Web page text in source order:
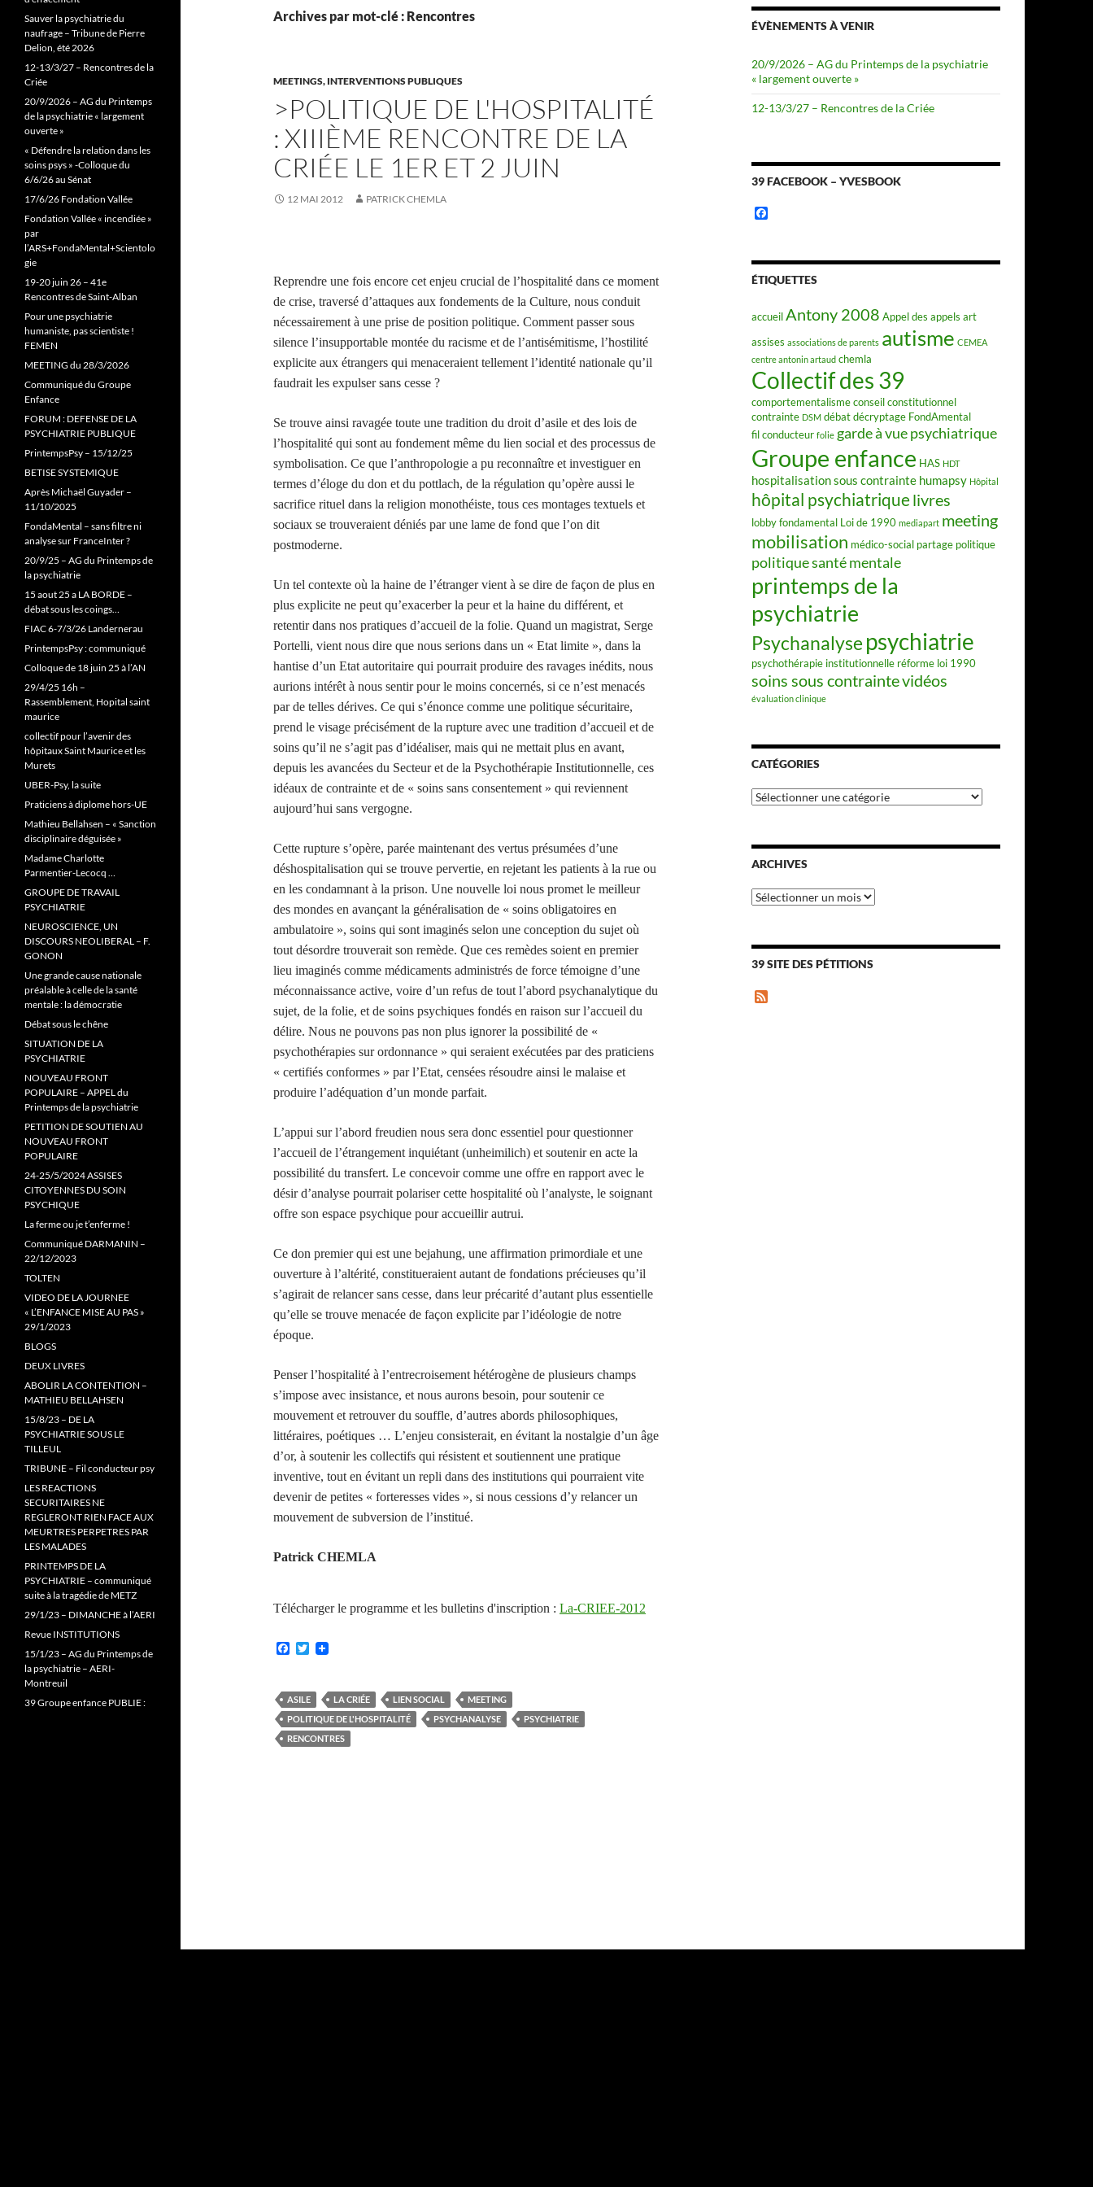
Archives par mot-clé : Rencontres
MEETINGS, INTERVENTIONS PUBLIQUES
>POLITIQUE DE L'HOSPITALITÉ
: XIIIÈME RENCONTRE DE LA
CRIÉE LE 1ER ET 2 JUIN
12 MAI 2012 PATRICK CHEMLA
Reprendre une fois encore cet enjeu crucial de l’hospitalité dans ce moment
de crise, traversé d’attaques aux fondements de la Culture, nous conduit
nécessairement à une prise de position politique. Comment passer sous
silence l’insupportable montée du racisme et de l’antisémitisme, l’hostilité
explicite aux étrangers qui menaceraient tellement l’identité nationale qu’il
faudrait les expulser sans cesse ?
Se trouve ainsi ravagée toute une tradition du droit d’asile et des lois de
l’hospitalité qui sont au fondement même du lien social et des processus de
symbolisation. Ce que l’anthropologie a pu reconnaître et investiguer en
termes d’éloge du don et du pottlach, de la régulation qu’opère aussi le
sacrifice rituel dans la religion monothéiste, tous ces montages textuels et
sociaux se trouveraient déniés par une lame de fond que l’on dit
postmoderne.
Un tel contexte où la haine de l’étranger vient à se dire de façon de plus en
plus explicite ne peut qu’exacerber la peur et la haine du différent, et
retentir dans nos pratiques d’accueil de la folie. Quand un magistrat, Serge
Portelli, vient nous dire que nous serions dans un « Etat limite », dans la
hantise d’un Etat autoritaire qui pourrait produire des ravages inédits, nous
aurions intérêt à nous sentir pour le moins concernés, si ce n’est menacés
par de telles dérives. Ce qui s’énonce comme une politique sécuritaire,
prend le visage précisément de la rupture avec une tradition d’accueil et de
soins qu’il ne s’agit pas d’idéaliser, mais qui ne mettait plus en avant,
depuis les avancées du Secteur et de la Psychothérapie Institutionnelle, ces
idéaux de contrainte et de « soins sans consentement » qui reviennent
aujourd’hui sans vergogne.
Cette rupture s’opère, parée maintenant des vertus présumées d’une
déshospitalisation qui se trouve pervertie, en rejetant les patients à la rue ou
en les condamnant à la prison. Une nouvelle loi nous promet le meilleur
des mondes en avançant la généralisation de « soins obligatoires en
ambulatoire », soins qui sont imaginés selon une conception du sujet où
tout désordre trouverait son remède. Que ces remèdes soient en premier
lieu imaginés comme médicaments administrés de force témoigne d’une
méconnaissance active, voire d’un refus de tout l’abord psychanalytique du
sujet, de la folie, et de soins psychiques fondés en raison sur l’accueil du
délire. Nous ne pouvons pas non plus ignorer la possibilité de «
psychothérapies sur ordonnance » qui seraient exécutées par des praticiens
« certifiés conformes » par l’Etat, censées résoudre ainsi le malaise et
produire l’adéquation d’un monde parfait.
L’appui sur l’abord freudien nous sera donc essentiel pour questionner
l’accueil de l’étrangement inquiétant (unheimilich) et soutenir en acte la
possibilité du transfert. Le concevoir comme une offre en rapport avec le
désir d’analyse pourrait polariser cette hospitalité où l’analyste, le soignant
offre son espace psychique pour accueillir autrui.
Ce don premier qui est une bejahung, une affirmation primordiale et une
ouverture à l’altérité, constitueraient autant de fondations précieuses qu’il
s’agirait de relancer sans cesse, dans leur précarité d’autant plus essentielle
qu’elle se trouve menacée de façon explicite par l’idéologie de notre
époque.
Penser l’hospitalité à l’entrecroisement hétérogène de plusieurs champs
s’impose avec insistance, et nous aurons besoin, pour soutenir ce
mouvement et retrouver du souffle, d’autres abords philosophiques,
littéraires, poétiques … L’enjeu consisterait, en évitant la nostalgie d’un âge
d’or, à soutenir les collectifs qui résistent et soutiennent une pratique
inventive, tout en évitant un repli dans des institutions qui pourraient vite
devenir de petites « forteresses vides », si nous cessions d’y relancer un
mouvement de subversion de l’institué.
Patrick CHEMLA
Télécharger le programme et les bulletins d'inscription : La-CRIEE-2012
F
b
o
o
k
T
t
e
r
ASILE LA CRIÉE LIEN SOCIAL
MEETING
POLITIQUE DE L'HOSPITALITÉ
PSYCHANALYSE
PSYCHIATRIE
RENCONTRES
ÉVÈNEMENTS À VENIR
20/9/2026 – AG du Printemps de la psychiatrie
« largement ouverte »
12-13/3/27 – Rencontres de la Criée
39 FACEBOOK – YVESBOOK
b
o
ÉTIQUETTES
accueilAntony 2008 Appel des appels art
assises associations de parents autisme CEMEA
centre antonin artaud chemla
Collectif des 39
comportementalismeconseil constitutionnel
contrainte DSM débatdécryptage FondAmental
fil conducteur folie garde à vue psychiatrique
Groupe enfance HAS HDT
hospitalisation sous contrainte humapsy Hôpital
hôpital psychiatriquelivres
lobby fondamental Loi de 1990 mediapart meeting
mobilisation médico-social partage politique
politique santé mentale
printemps de la
psychiatrie
Psychanalyse psychiatrie
psychothérapie institutionnelle réforme loi 1990
soins sous contraintevidéos
évaluation clinique
CATÉGORIES
Catégories
ARCHIVES
Archives
39 SITE DES PÉTITIONS
Sauver la psychiatrie du
naufrage – Tribune de Pierre
Delion, été 2026
12-13/3/27 – Rencontres de la
Criée
20/9/2026 – AG du Printemps
de la psychiatrie « largement
ouverte »
« Défendre la relation dans les
soins psys » -Colloque du
6/6/26 au Sénat
17/6/26 Fondation Vallée
Fondation Vallée « incendiée »
par
l’ARS+FondaMental+Scientolo
gie
19-20 juin 26 – 41e
Rencontres de Saint-Alban
Pour une psychiatrie
humaniste, pas scientiste !
FEMEN
MEETING du 28/3/2026
Communiqué du Groupe
Enfance
FORUM : DEFENSE DE LA
PSYCHIATRIE PUBLIQUE
PrintempsPsy – 15/12/25
BETISE SYSTEMIQUE
Après Michaël Guyader –
11/10/2025
FondaMental – sans filtre ni
analyse sur FranceInter ?
20/9/25 – AG du Printemps de
la psychiatrie
15 aout 25 a LA BORDE –
débat sous les coings…
FIAC 6-7/3/26 Landernerau
PrintempsPsy : communiqué
Colloque de 18 juin 25 à l’AN
29/4/25 16h –
Rassemblement, Hopital saint
maurice
collectif pour l’avenir des
hôpitaux Saint Maurice et les
Murets
UBER-Psy, la suite
Praticiens à diplome hors-UE
Mathieu Bellahsen – « Sanction
disciplinaire déguisée »
Madame Charlotte
Parmentier-Lecocq …
GROUPE DE TRAVAIL
PSYCHIATRIE
NEUROSCIENCE, UN
DISCOURS NEOLIBERAL – F.
GONON
Une grande cause nationale
préalable à celle de la santé
mentale : la démocratie
Débat sous le chêne
SITUATION DE LA
PSYCHIATRIE
NOUVEAU FRONT
POPULAIRE – APPEL du
Printemps de la psychiatrie
PETITION DE SOUTIEN AU
NOUVEAU FRONT
POPULAIRE
24-25/5/2024 ASSISES
CITOYENNES DU SOIN
PSYCHIQUE
La ferme ou je t’enferme !
Communiqué DARMANIN –
22/12/2023
TOLTEN
VIDEO DE LA JOURNEE
« L’ENFANCE MISE AU PAS »
29/1/2023
BLOGS
DEUX LIVRES
ABOLIR LA CONTENTION –
MATHIEU BELLAHSEN
15/8/23 – DE LA
PSYCHIATRIE SOUS LE
TILLEUL
TRIBUNE – Fil conducteur psy
LES REACTIONS
SECURITAIRES NE
REGLERONT RIEN FACE AUX
MEURTRES PERPETRES PAR
LES MALADES
PRINTEMPS DE LA
PSYCHIATRIE – communiqué
suite à la tragédie de METZ
29/1/23 – DIMANCHE à l’AERI
Revue INSTITUTIONS
15/1/23 – AG du Printemps de
la psychiatrie – AERI-
Montreuil
39 Groupe enfance PUBLIE :